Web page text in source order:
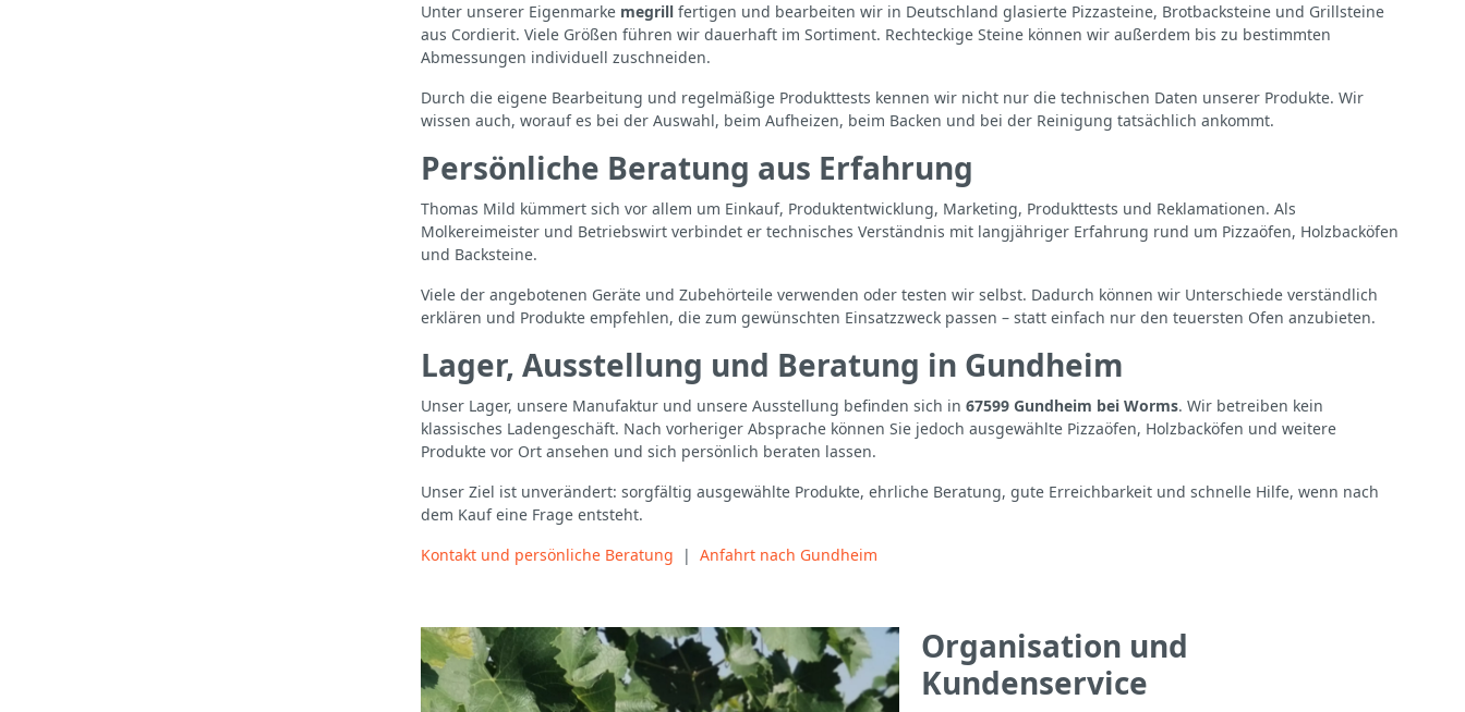
Unter unserer Eigenmarke megrill fertigen und bearbeiten wir in Deutschland glasierte Pizzasteine, Brotbacksteine und Grillsteine
aus Cordierit. Viele Größen führen wir dauerhaft im Sortiment. Rechteckige Steine können wir außerdem bis zu bestimmten
Abmessungen individuell zuschneiden.
Durch die eigene Bearbeitung und regelmäßige Produkttests kennen wir nicht nur die technischen Daten unserer Produkte. Wir
wissen auch, worauf es bei der Auswahl, beim Aufheizen, beim Backen und bei der Reinigung tatsächlich ankommt.
Persönliche Beratung aus Erfahrung
Thomas Mild kümmert sich vor allem um Einkauf, Produktentwicklung, Marketing, Produkttests und Reklamationen. Als
Molkereimeister und Betriebswirt verbindet er technisches Verständnis mit langjähriger Erfahrung rund um Pizzaöfen, Holzbacköfen
und Backsteine.
Viele der angebotenen Geräte und Zubehörteile verwenden oder testen wir selbst. Dadurch können wir Unterschiede verständlich
erklären und Produkte empfehlen, die zum gewünschten Einsatzzweck passen – statt einfach nur den teuersten Ofen anzubieten.
Lager, Ausstellung und Beratung in Gundheim
Unser Lager, unsere Manufaktur und unsere Ausstellung befinden sich in 67599 Gundheim bei Worms. Wir betreiben kein
klassisches Ladengeschäft. Nach vorheriger Absprache können Sie jedoch ausgewählte Pizzaöfen, Holzbacköfen und weitere
Produkte vor Ort ansehen und sich persönlich beraten lassen.
Unser Ziel ist unverändert: sorgfältig ausgewählte Produkte, ehrliche Beratung, gute Erreichbarkeit und schnelle Hilfe, wenn nach
dem Kauf eine Frage entsteht.
Kontakt und persönliche Beratung
| Anfahrt nach Gundheim
Organisation und
Kundenservice